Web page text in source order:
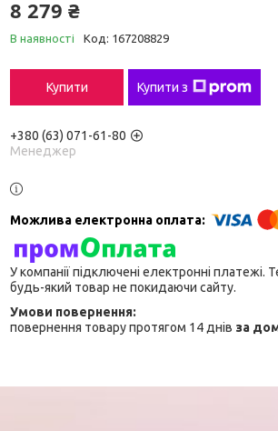
8 279 ₴
В наявності Код: 167208829
Купити Купити з
+380 (63) 071-61-80
Менеджер
У компанії підключені електронні
будь-який товар не покидаючи сайту.
повернення товару протягом 14 днів за